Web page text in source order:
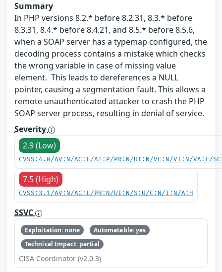
Summary
In PHP versions 8.2.* before 8.2.31, 8.3.* before
8.3.31, 8.4.* before 8.4.21, and 8.5.* before 8.5.6,
when a SOAP server has a typemap configured, the
decoding process contains a mistake which checks
the wrong variable in case of missing value
element. This leads to dereferences a NULL
pointer, causing a segmentation fault. This allows a
remote unauthenticated attacker to crash the PHP
SOAP server process, resulting in denial of service.
Severity
2.9 (Low)
CVSS:4.0/AV:N/AC:L/AT:P/PR:N/UI:N/VC:N/VI:N/VA:L/
7.5 (High)
CVSS:3.1/AV:N/AC:L/PR:N/UI:N/S:U/C:N/I:N/A:H
SSVC
Exploitation: none
Automatable: yes
Technical Impact: partial
CISA Coordinator (v2.0.3)